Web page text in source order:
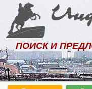
ПОИСК И